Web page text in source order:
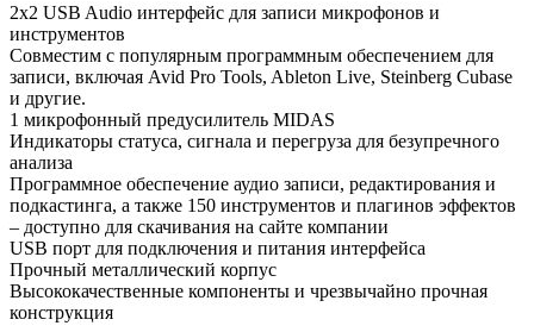
2х2 USB Audio интерфейс для записи микрофонов и
инструментов
Совместим с популярным программным обеспечением для
записи, включая Avid Pro Tools, Ableton Live, Steinberg Cubase
и другие.
1 микрофонный предусилитель MIDAS
Индикаторы статуса, сигнала и перегруза для безупречного
анализа
Программное обеспечение аудио записи, редактирования и
подкастинга, а также 150 инструментов и плагинов эффектов
– доступно для скачивания на сайте компании
USB порт для подключения и питания интерфейса
Прочный металлический корпус
Высококачественные компоненты и чрезвычайно прочная
конструкция